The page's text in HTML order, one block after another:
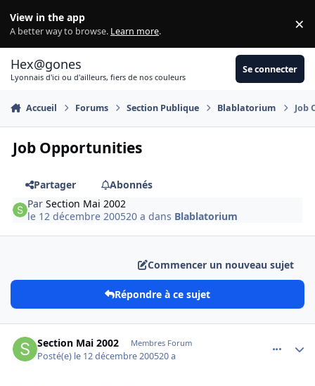
View in the app
A better way to browse. Learn more. ×
Hex@gones
Lyonnais d'ici ou d'ailleurs, fiers de nos couleurs
Se connecter
Accueil Forums Section Publique Blablatorium Job
Job Opportunities
Partager
Abonnés
ParSection Mai 2002
le 12 décembre 200520 a dans Blablatorium
Commencer un nouveau sujet
Répondre à ce sujet
Section Mai 2002 Membres Forum
Posté(e) le 12 décembre 200520 a